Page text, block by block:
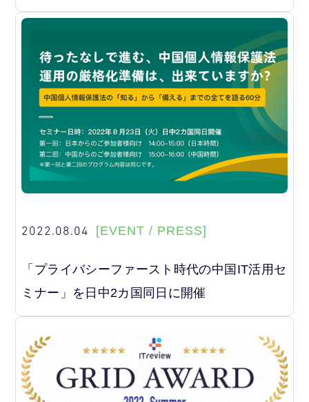
2022.08.04 [EVENT / PRESS]
「プライバシーファースト時代の中国IT活用セ
ミナー」を日中2カ国同日に開催